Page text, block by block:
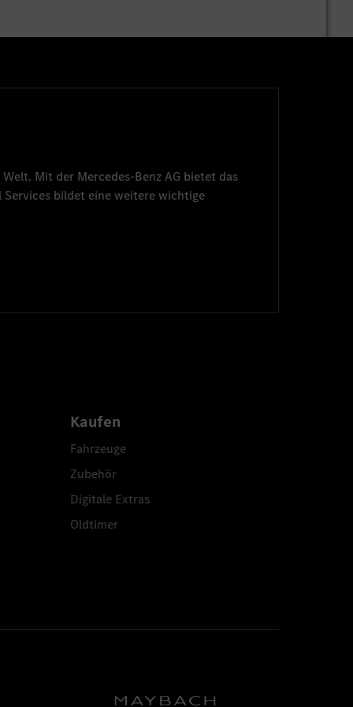
Mit der Mercedes-Benz AG bietet das
Services bildet eine weitere wichtige
Kaufen
Fahrzeuge
Zubehör
Digitale Extras
Oldtimer